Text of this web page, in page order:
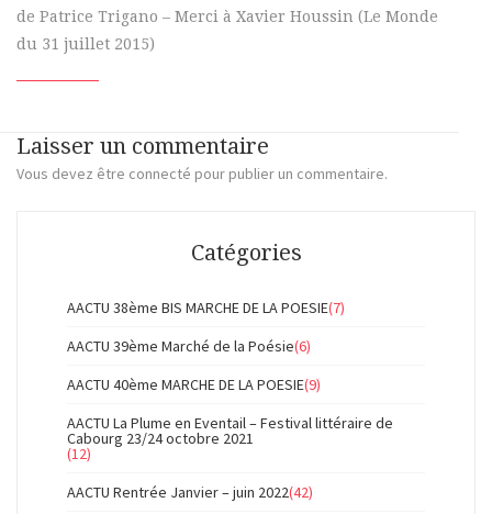
de Patrice Trigano – Merci à Xavier Houssin (Le Monde
du 31 juillet 2015)
Laisser un commentaire
Vous devez être connecté pour publier un commentaire.
Catégories
AACTU 38ème BIS MARCHE DE LA POESIE(7)
AACTU 39ème Marché de la Poésie(6)
AACTU 40ème MARCHE DE LA POESIE(9)
AACTU La Plume en Eventail – Festival littéraire de
Cabourg 23/24 octobre 2021
(12)
AACTU Rentrée Janvier – juin 2022(42)